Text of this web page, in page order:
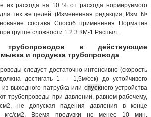
их расхода на 10 % от расхода нормируемого
для тех же целей. (Измененная редакция, Изм. №
состава Способ применения Норматив
группе сложности 1 2 3 КМ-1 Распыл...
в действующие
и продувка трубопровода
следует достаточно интенсивно (скорость
достигать 1 — 1,5м/сек) до устойчивого
выходного патрубка или спускного устройства
трубопроводы при давлении, равном рабочему,
не допуская падения давления в конце
кгс/см2. Время продувки не менее 10 мин.